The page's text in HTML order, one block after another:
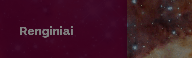
Renginiai